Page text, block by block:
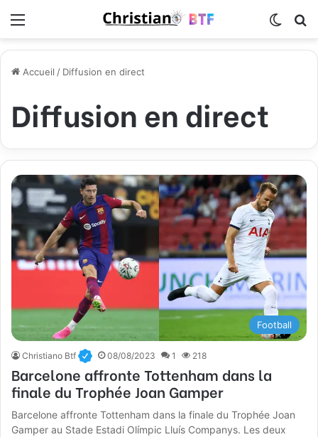
Accueil / Diffusion en direct
Diffusion en direct
Football
Christiano Btf 08/08/2023 1 218
Barcelone affronte Tottenham dans la
finale du Trophée Joan Gamper
Barcelone affronte Tottenham dans la finale du Trophée Joan
Gamper au Stade Estadi Olímpic Lluís Companys. Les deux